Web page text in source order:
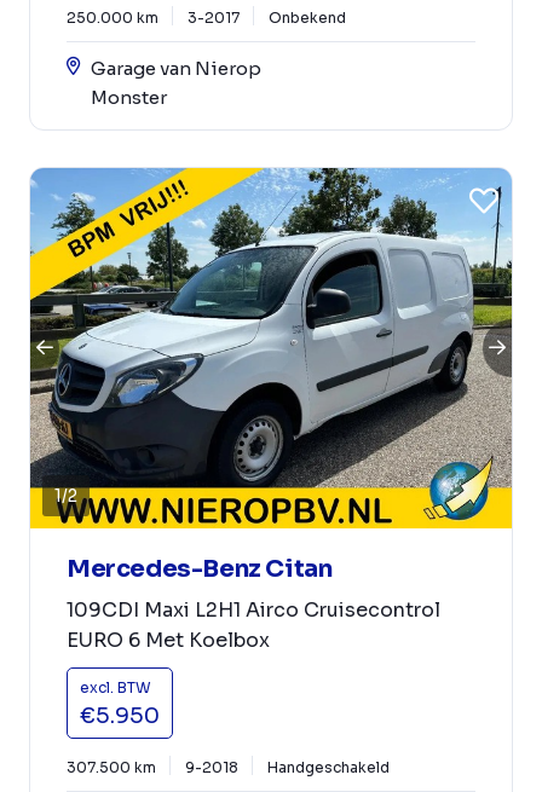
250.000 km 3-2017 Onbekend
Garage van Nierop
Monster
1/2
Mercedes-Benz Citan
109CDI Maxi L2H1 Airco Cruisecontrol
EURO 6 Met Koelbox
excl. BTW
€5.950
307.500 km 9-2018 Handgeschakeld